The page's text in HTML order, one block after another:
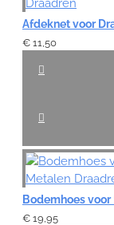
Afdeknet voor
€ 11,50
€ 19,95